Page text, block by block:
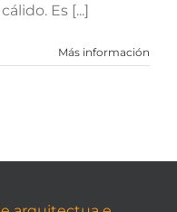
Es [...]
Más información